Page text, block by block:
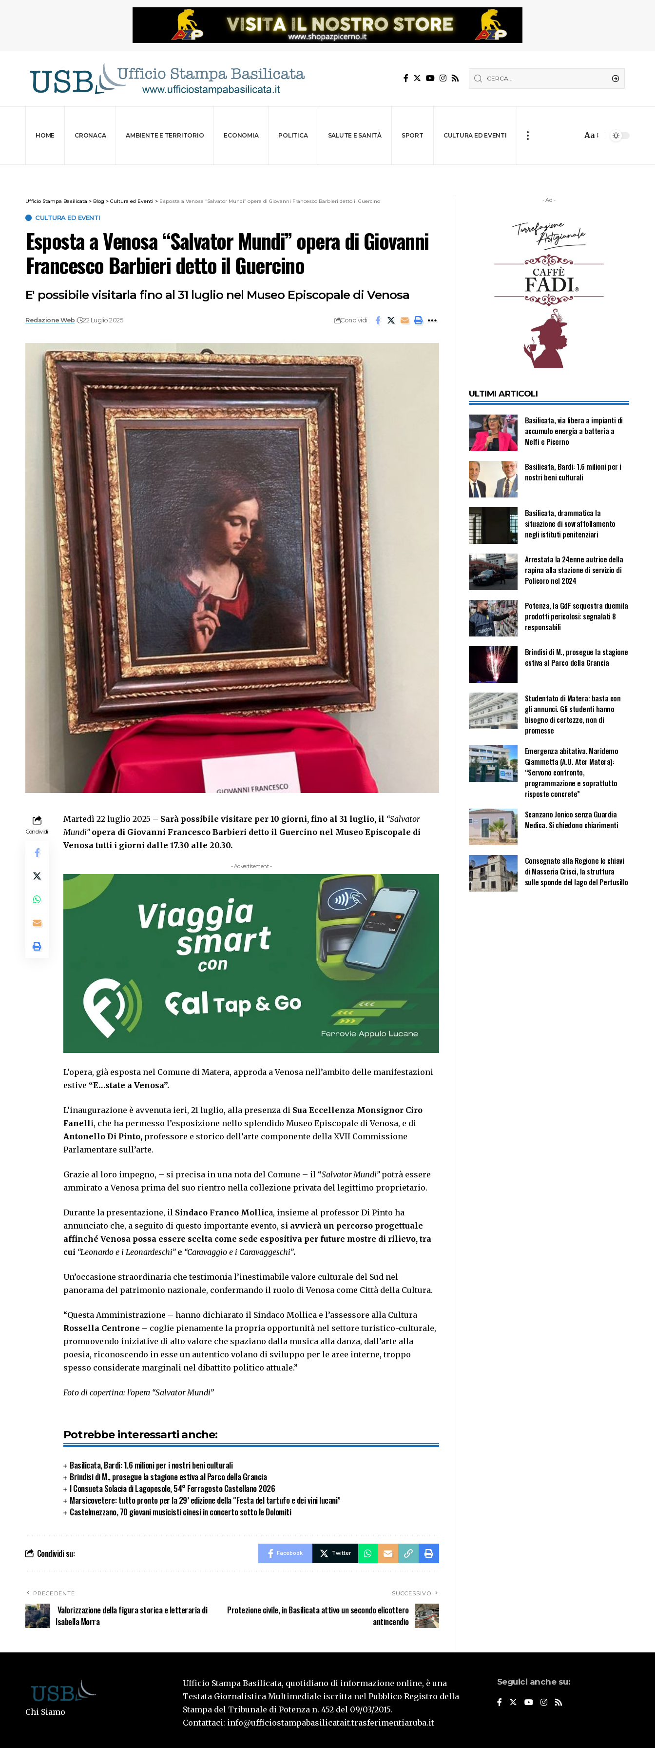
HOME CRONACA AMBIENTE E TERRITORIO ECONOMIA POLITICA SALUTE E SANITÀ SPORT CULTURA ED EVENTI Aa
Ufficio Stampa Basilicata > Blog > Cultura ed Eventi > Esposta a Venosa “Salvator Mundi” opera di Giovanni Francesco Barbieri detto il Guercino
CULTURA ED EVENTI
Esposta a Venosa “Salvator Mundi” opera di Giovanni
Francesco Barbieri detto il Guercino
E' possibile visitarla fino al 31 luglio nel Museo Episcopale di Venosa
Redazione Web 22 Luglio 2025 Condividi
Condividi
Martedì 22 luglio 2025 – Sarà possibile visitare per 10 giorni, fino al 31 luglio, il “Salvator
Mundi”opera di Giovanni Francesco Barbieri detto il Guercino nel Museo Episcopale di
Venosa tutti i giorni dalle 17.30 alle 20.30.
- Advertisement -
L’opera, già esposta nel Comune di Matera, approda a Venosa nell’ambito delle manifestazioni
estive “E…state a Venosa”.
L’inaugurazione è avvenuta ieri, 21 luglio, alla presenza di Sua Eccellenza Monsignor Ciro
Fanelli, che ha permesso l’esposizione nello splendido Museo Episcopale di Venosa, e di
Antonello Di Pinto, professore e storico dell’arte componente della XVII Commissione
Parlamentare sull’arte.
Grazie al loro impegno, – si precisa in una nota del Comune – il “Salvator Mundi”potrà essere
ammirato a Venosa prima del suo rientro nella collezione privata del legittimo proprietario.
Durante la presentazione, il Sindaco Franco Mollica, insieme al professor Di Pinto ha
annunciato che, a seguito di questo importante evento, si avvierà un percorso progettuale
affinché Venosa possa essere scelta come sede espositiva per future mostre di rilievo, tra
cui “Leonardo e i Leonardeschi”e “Caravaggio e i Caravaggeschi”.
Un’occasione straordinaria che testimonia l’inestimabile valore culturale del Sud nel
panorama del patrimonio nazionale, confermando il ruolo di Venosa come Città della Cultura.
“Questa Amministrazione – hanno dichiarato il Sindaco Mollica e l’assessore alla Cultura
Rossella Centrone – coglie pienamente la propria opportunità nel settore turistico-culturale,
promuovendo iniziative di alto valore che spaziano dalla musica alla danza, dall’arte alla
poesia, riconoscendo in esse un autentico volano di sviluppo per le aree interne, troppo
spesso considerate marginali nel dibattito politico attuale.”
Foto di copertina: l’opera “Salvator Mundi”
Potrebbe interessarti anche:
Basilicata, Bardi: 1.6 milioni per i nostri beni culturali
Brindisi di M., prosegue la stagione estiva al Parco della Grancia
I Consueta Solacia di Lagopesole, 54° Ferragosto Castellano 2026
Marsicovetere: tutto pronto per la 29’ edizione della “Festa del tartufo e dei vini lucani”
Castelmezzano, 70 giovani musicisti cinesi in concerto sotto le Dolomiti
Condividi su: Facebook Twitter
PRECEDENTE
Valorizzazione della figura storica e letteraria di
Isabella Morra
SUCCESSIVO
Protezione civile, in Basilicata attivo un secondo elicottero
antincendio
- Ad -
ULTIMI ARTICOLI
Basilicata, via libera a impianti di
accumulo energia a batteria a
Melfi e Picerno
Basilicata, Bardi: 1.6 milioni per i
nostri beni culturali
Basilicata, drammatica la
situazione di sovraffollamento
negli istituti penitenziari
Arrestata la 24enne autrice della
rapina alla stazione di servizio di
Policoro nel 2024
Potenza, la GdF sequestra duemila
prodotti pericolosi: segnalati 8
responsabili
Brindisi di M., prosegue la stagione
estiva al Parco della Grancia
Studentato di Matera: basta con
gli annunci. Gli studenti hanno
bisogno di certezze, non di
promesse
Emergenza abitativa. Maridemo
Giammetta (A.U. Ater Matera):
“Servono confronto,
programmazione e soprattutto
risposte concrete”
Scanzano Jonico senza Guardia
Medica. Si chiedono chiarimenti
Consegnate alla Regione le chiavi
di Masseria Crisci, la struttura
sulle sponde del lago del Pertusillo
Chi Siamo
Ufficio Stampa Basilicata, quotidiano di informazione online, è una
Testata Giornalistica Multimediale iscritta nel Pubblico Registro della
Stampa del Tribunale di Potenza n. 452 del 09/03/2015.
Contattaci: info@ufficiostampabasilicatait.trasferimentiaruba.it
Seguici anche su: